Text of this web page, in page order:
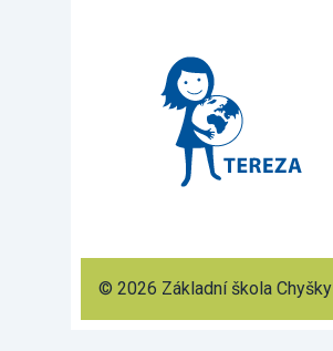
© 2026 Základní škola Chyšky